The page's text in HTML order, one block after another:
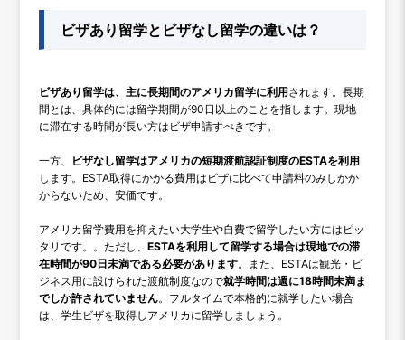
ビザあり留学とビザなし留学の違いは？
ビザあり留学は、主に長期間のアメリカ留学に利用されます。長期
間とは、具体的には留学期間が90日以上のことを指します。現地
に滞在する時間が長い方はビザ申請すべきです。
一方、
ビザなし留学はアメリカの短期渡航認証制度のESTAを利用
します。ESTA取得にかかる費用はビザに比べて申請料のみしかか
からないため、安価です。
アメリカ留学費用を抑えたい大学生や自費で留学したい方にはピッ
タリです。。ただし、 ESTAを利用して留学する場合は現地での滞
在時間が90日未満である必要があります。また、ESTAは観光・ビ
ジネス用に設けられた渡航制度なので就学時間は週に18時間未満ま
でしか許されていません。フルタイムで本格的に就学したい場合
は、学生ビザを取得しアメリカに留学しましょう。